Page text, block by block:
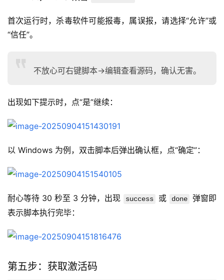
首次运行时，杀毒软件可能报毒，属误报，请选择“允许”或
“信任”。
不放心可右键脚本→编辑查看源码，确认无害。
出现如下提示时，点“是”继续：
以 Windows 为例，双击脚本后弹出确认框，点“确定”：
耐心等待 30 秒至 3 分钟，出现 success 或 done
弹窗即
表示脚本执行完毕：
第五步：获取激活码